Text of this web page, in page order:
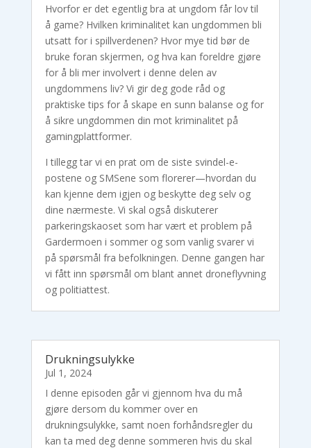
Hvorfor er det egentlig bra at ungdom får lov til
å game? Hvilken kriminalitet kan ungdommen bli
utsatt for i spillverdenen? Hvor mye tid bør de
bruke foran skjermen, og hva kan foreldre gjøre
for å bli mer involvert i denne delen av
ungdommens liv? Vi gir deg gode råd og
praktiske tips for å skape en sunn balanse og for
å sikre ungdommen din mot kriminalitet på
gamingplattformer.
I tillegg tar vi en prat om de siste svindel-e-
postene og SMSene som florerer—hvordan du
kan kjenne dem igjen og beskytte deg selv og
dine nærmeste. Vi skal også diskuterer
parkeringskaoset som har vært et problem på
Gardermoen i sommer og som vanlig svarer vi
på spørsmål fra befolkningen. Denne gangen har
vi fått inn spørsmål om blant annet droneflyvning
og politiattest.
Drukningsulykke
Jul 1, 2024
I denne episoden går vi gjennom hva du må
gjøre dersom du kommer over en
drukningsulykke, samt noen forhåndsregler du
kan ta med deg denne sommeren hvis du skal